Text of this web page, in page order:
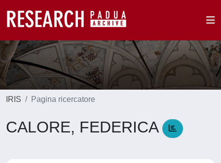
IRIS Pagina ricercatore
CALORE, FEDERICA